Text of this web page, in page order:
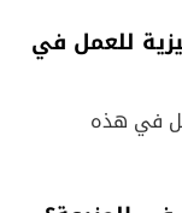
للعمل في
في هذه